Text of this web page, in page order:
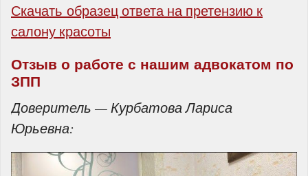
Скачать образец ответа на претензию к
салону красоты
Отзыв о работе с нашим адвокатом по
ЗПП
Доверитель — Курбатова Лариса
Юрьевна: